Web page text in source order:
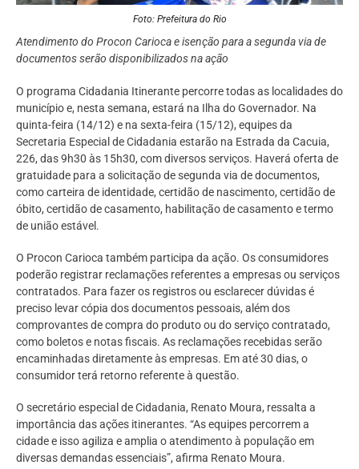
Foto: Prefeitura do Rio
Atendimento do Procon Carioca e isenção para a segunda via de
documentos serão disponibilizados na ação
O programa Cidadania Itinerante percorre todas as localidades do
município e, nesta semana, estará na Ilha do Governador. Na
quinta-feira (14/12) e na sexta-feira (15/12), equipes da
Secretaria Especial de Cidadania estarão na Estrada da Cacuia,
226, das 9h30 às 15h30, com diversos serviços. Haverá oferta de
gratuidade para a solicitação de segunda via de documentos,
como carteira de identidade, certidão de nascimento, certidão de
óbito, certidão de casamento, habilitação de casamento e termo
de união estável.
O Procon Carioca também participa da ação. Os consumidores
poderão registrar reclamações referentes a empresas ou serviços
contratados. Para fazer os registros ou esclarecer dúvidas é
preciso levar cópia dos documentos pessoais, além dos
comprovantes de compra do produto ou do serviço contratado,
como boletos e notas fiscais. As reclamações recebidas serão
encaminhadas diretamente às empresas. Em até 30 dias, o
consumidor terá retorno referente à questão.
O secretário especial de Cidadania, Renato Moura, ressalta a
importância das ações itinerantes. “As equipes percorrem a
cidade e isso agiliza e amplia o atendimento à população em
diversas demandas essenciais”, afirma Renato Moura.